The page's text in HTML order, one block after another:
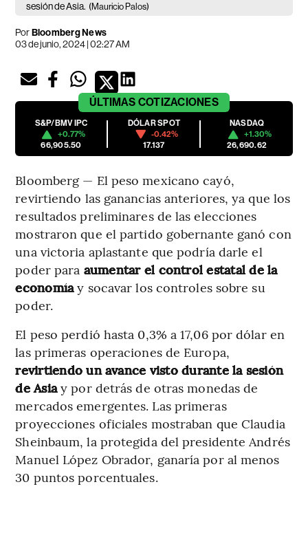
sesión de Asia. (Mauricio Palos)
PorBloomberg News
03 de junio, 2024 | 02:27 AM
ÚLTIMAS COTIZACIONES
S&P/BMV IPC
+0.77%
66,905.50
DÓLAR SPOT
-0.42%
17.137
NASDAQ
+1.30%
26,690.62
Bloomberg — El peso mexicano cayó,
revirtiendo las ganancias anteriores, ya que los
resultados preliminares de las elecciones
mostraron que el partido gobernante ganó con
una victoria aplastante que podría darle el
poder para aumentar el control estatal de la
economíay socavar los controles sobre su
poder.
El peso perdió hasta 0,3% a 17,06 por dólar en
las primeras operaciones de Europa,
revirtiendo un avance visto durante la sesión
de Asiay por detrás de otras monedas de
mercados emergentes. Las primeras
proyecciones oficiales mostraban que Claudia
Sheinbaum, la protegida del presidente Andrés
Manuel López Obrador, ganaría por al menos
30 puntos porcentuales.